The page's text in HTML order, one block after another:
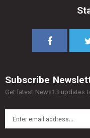
Subscribe
Get latest News13 updates